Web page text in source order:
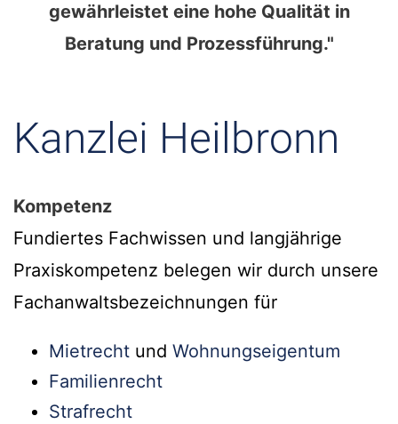
gewährleistet eine hohe Qualität in
Beratung und Prozessführung."
Kanzlei Heilbronn
Kompetenz
Fundiertes Fachwissen und langjährige
Praxiskompetenz belegen wir durch unsere
Fachanwaltsbezeichnungen für
Mietrecht und Wohnungseigentum
Familienrecht
Strafrecht